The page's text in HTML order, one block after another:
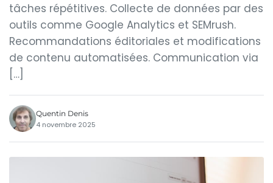
tâches répétitives. Collecte de données par des
outils comme Google Analytics et SEMrush.
Recommandations éditoriales et modifications
de contenu automatisées. Communication via
[…]
Quentin Denis
4 novembre 2025